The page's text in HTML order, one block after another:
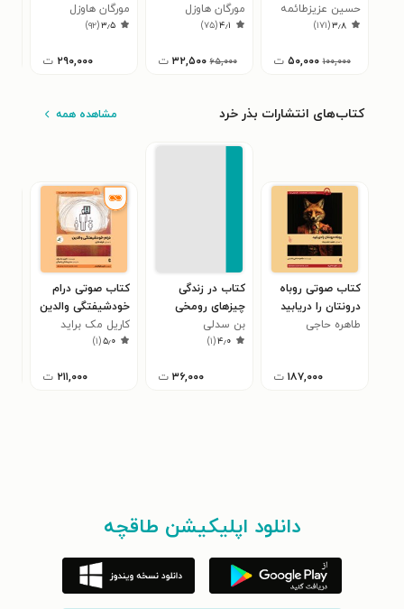
حسین عزیزطائمه
۳٫۸(۱۷۱)
۱۰۰,۰۰۰ ۵۰,۰۰۰ ت
مورگان هاوزل
۴٫۱(۷۵)
۶۵,۰۰۰ ۳۲,۵۰۰ ت
مورگان هاوزل
۳٫۵(۹۲)
۲۹۰,۰۰۰ ت
کتاب‌های انتشارات بذر خرد مشاهده همه
کتاب صوتی روباه
درونتان را دریابید
طاهره حاجی
۱۸۷,۰۰۰ ت
کتاب در زندگی
چیزهای رومخی
هست که...
بن سدلی
۴٫۰(۱)
۳۶,۰۰۰ ت
کتاب صوتی درام
خودشیفتگی والدین
کاریل مک براید
۵٫۰(۱)
۲۱۱,۰۰۰ ت
دانلود اپلیکیشن طاقچه